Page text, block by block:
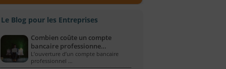
Le Blog pour les Entreprises
Combien coûte un compte
bancaire professionne…
L’ouverture d’un compte bancaire
professionnel …